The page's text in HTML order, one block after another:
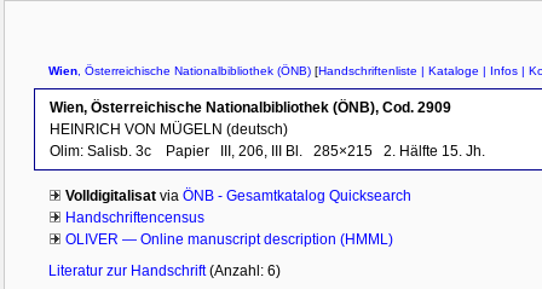
Wien , Österreichische Nationalbibliothek (ÖNB) [Handschriftenliste | Kataloge | Infos |
Wien, Österreichische Nationalbibliothek (ÖNB), Cod. 2909
HEINRICH VON MÜGELN (deutsch)
Olim: Salisb. 3c
Papier III, 206, III Bl. 285×215 2. Hälfte 15. Jh.
Volldigitalisat via ÖNB - Gesamtkatalog Quicksearch
Handschriftencensus
OLIVER — Online manuscript description (HMML)
Literatur zur Handschrift(Anzahl: 6)